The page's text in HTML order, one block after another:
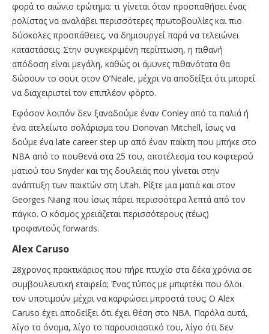
φορά το αιώνιο ερώτημα: τι γίνεται όταν προσπαθήσει ένας
ρολίστας να αναλάβει περισσότερες πρωτοβουλίες και πιο
δύσκολες προσπάθειες, να δημιουργεί παρά να τελειώνει
καταστάσεις; Στην συγκεκριμένη περίπτωση, η πιθανή
απόδοση είναι μεγάλη, καθώς οι άμυνες πιθανότατα θα
δώσουν το σουτ στον Ο’Neale, μέχρι να αποδείξει ότι μπορεί
να διαχειριστεί τον επιπλέον φόρτο.
Εφόσον λοιπόν δεν ξαναδούμε έναν Conley από τα παλιά ή
ένα ατελείωτο σολάρισμα του Donovan Mitchell, ίσως να
δούμε ένα late career step up από έναν παίκτη που μπήκε στο
NBA από το πουθενά στα 25 του, αποτέλεσμα του κοφτερού
ματιού του Snyder και της δουλειάς που γίνεται στην
ανάπτυξη των παικτών στη Utah. Ρίξτε μια ματιά και στον
Georges Niang που ίσως πάρει περισσότερα λεπτά από τον
πάγκο. O κόσμος χρειάζεται περισσότερους (τέως)
τροφαντούς forwards.
Alex Caruso
28χρονος πρακτικάριος που πήρε πτυχίο στα δέκα χρόνια σε
συμβουλευτική εταιρεία; Ένας τύπος με μπιφτέκι που όλοι
τον υποτιμούν μέχρι να καρφώσει μπροστά τους; Ο Alex
Caruso έχει αποδείξει ότι έχει θέση στο NBA. Παρόλα αυτά,
λίγο το όνομα, λίγο το παρουσιαστικό του, λίγο ότι δεν